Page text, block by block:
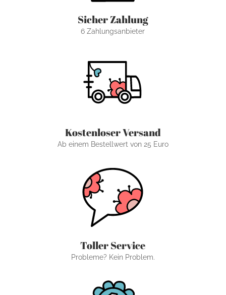
Sicher Zahlung
6 Zahlungsanbieter
Kostenloser Versand
Ab einem Bestellwert von 25 Euro
Toller Service
Probleme? Kein Problem.